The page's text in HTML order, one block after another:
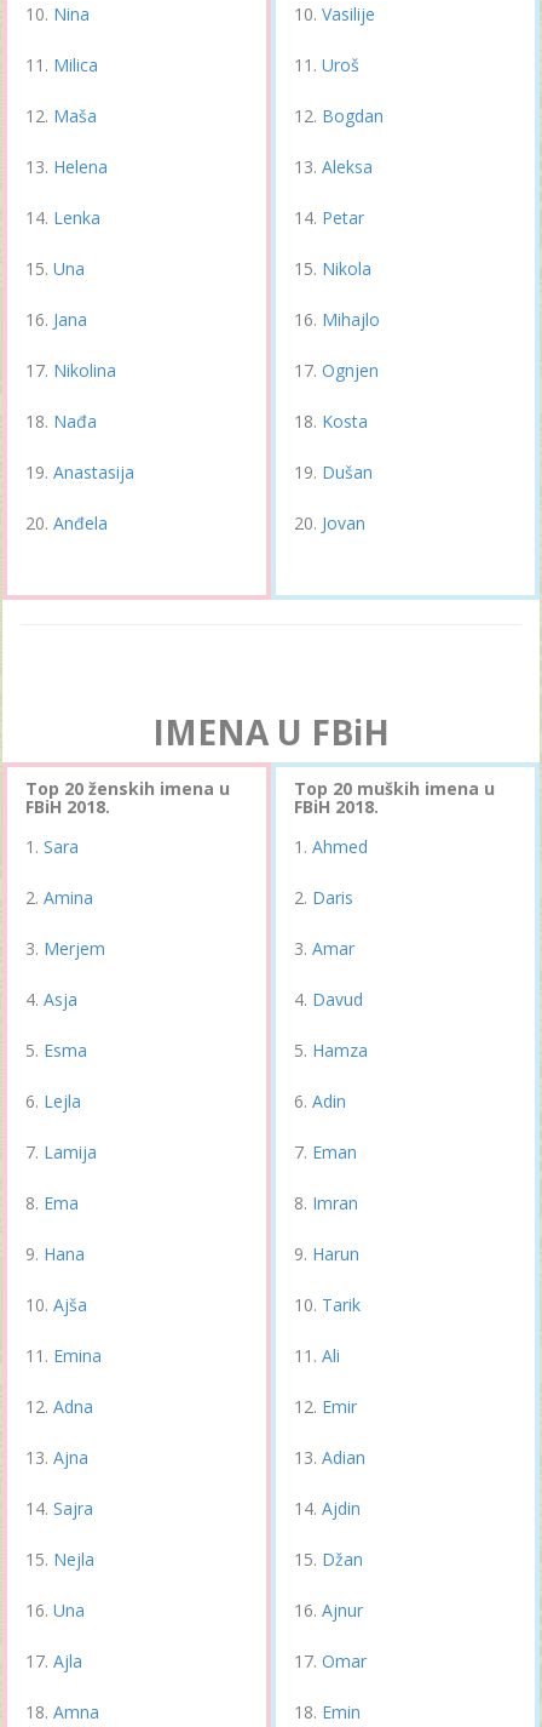
Nina
Milica
Maša
Helena
Lenka
Una
Jana
Nikolina
Nađa
Anastasija
Anđela
Vasilije
Uroš
Bogdan
Aleksa
Petar
Nikola
Mihajlo
Ognjen
Kosta
Dušan
Jovan
IMENA U FBiH
Top 20 ženskih imena u
FBiH 2018.
Sara
Amina
Merjem
Asja
Esma
Lejla
Lamija
Ema
Hana
Ajša
Emina
Adna
Ajna
Sajra
Nejla
Una
Ajla
Amna
Top 20 muških imena u
FBiH 2018.
Ahmed
Daris
Amar
Davud
Hamza
Adin
Eman
Imran
Harun
Tarik
Ali
Emir
Adian
Ajdin
Džan
Ajnur
Omar
Emin